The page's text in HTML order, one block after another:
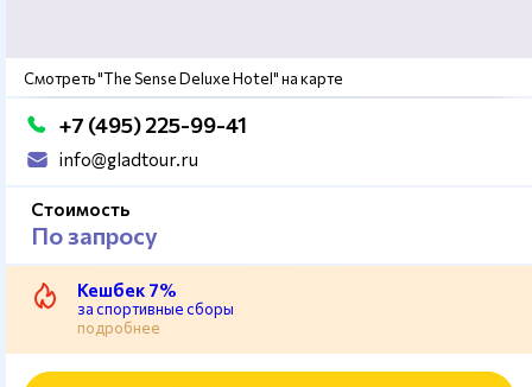
Смотреть "The Sense Deluxe Hotel" на карте
+7 (495) 225-99-41
info@gladtour.ru
Стоимость
По запросу
Кешбек 7%
за спортивные сборы
подробнее